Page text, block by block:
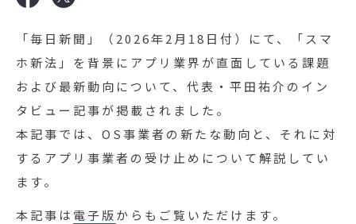
お問い合わせ
「毎日新聞」（2026年2月18日付）にて、「スマ
ホ新法」を背景にアプリ業界が直面している課題
および最新動向について、代表・平田祐介のイン
タビュー記事が掲載されました。
本記事では、OS事業者の新たな動向と、それに対
するアプリ事業者の受け止めについて解説してい
ます。
本記事は 電子版からもご覧いただけます。